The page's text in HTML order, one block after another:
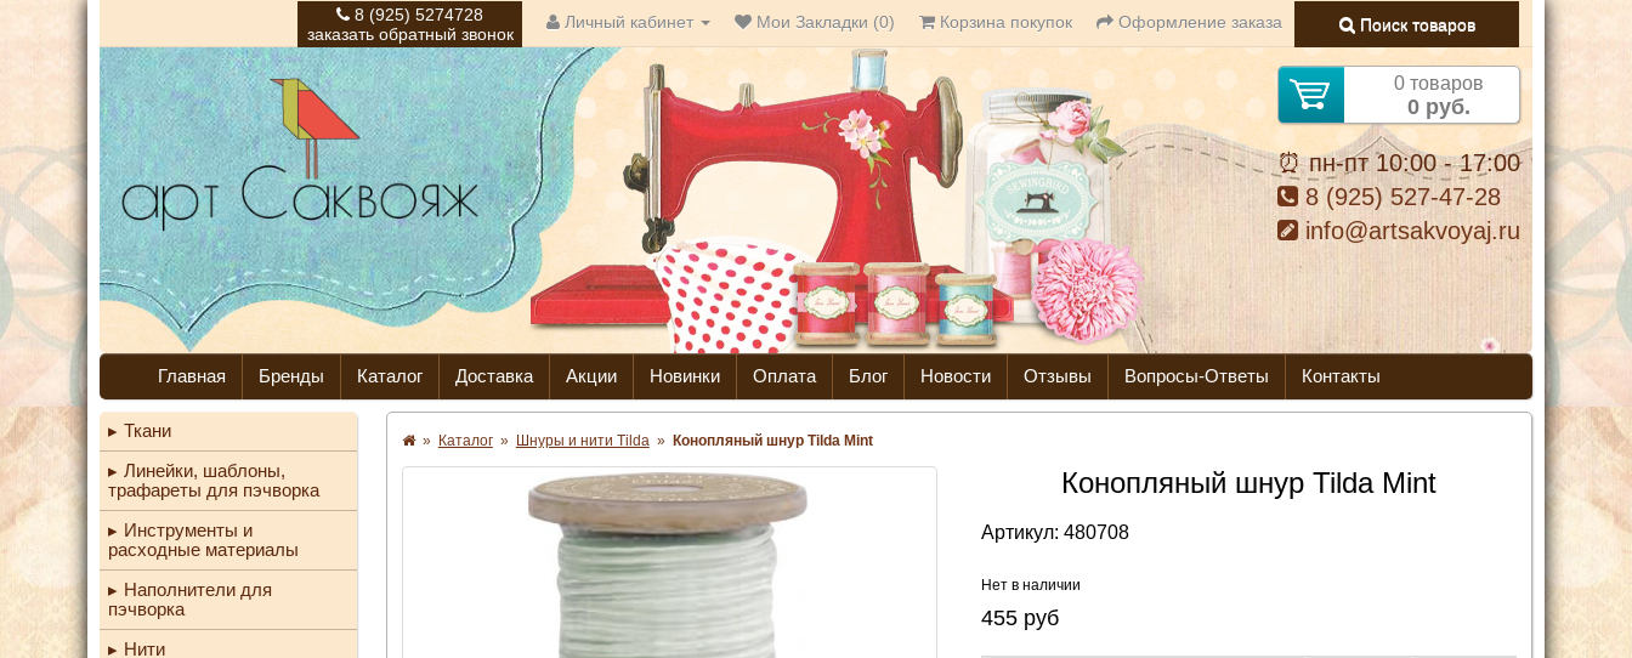
8 (925) 5274728
заказать обратный звонок
Личный кабинет Мои Закладки (0) Корзина покупок Оформление заказа Поиск товаров
0 товаров
0 руб.
⏰ пн-пт 10:00 - 17:00
8 (925) 527-47-28
info@artsakvoyaj.ru
Главная Бренды Каталог Доставка Акции Новинки Оплата Блог Новости Отзывы Вопросы-Ответы Контакты
Ткани
Линейки, шаблоны,
трафареты для пэчворка
Инструменты и
расходные материалы
Наполнители для
пэчворка
Нити
» Каталог » Шнуры и нити Tilda » Конопляный шнур Tilda Mint
Конопляный шнур Tilda Mint
Артикул:480708
Нет в наличии
455 руб